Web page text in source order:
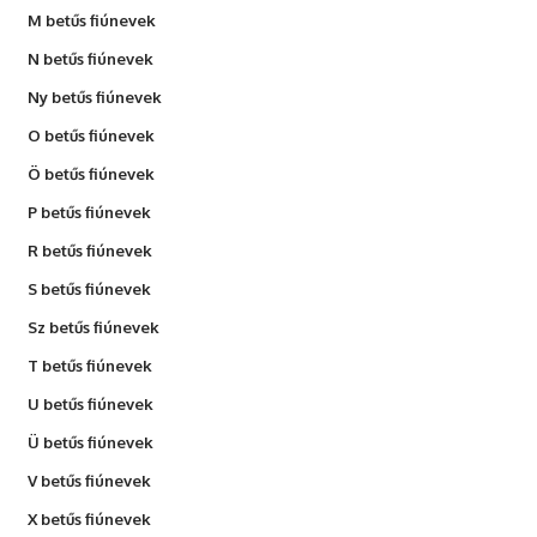
M betűs fiúnevek
N betűs fiúnevek
Ny betűs fiúnevek
O betűs fiúnevek
Ö betűs fiúnevek
P betűs fiúnevek
R betűs fiúnevek
S betűs fiúnevek
Sz betűs fiúnevek
T betűs fiúnevek
U betűs fiúnevek
Ü betűs fiúnevek
V betűs fiúnevek
X betűs fiúnevek